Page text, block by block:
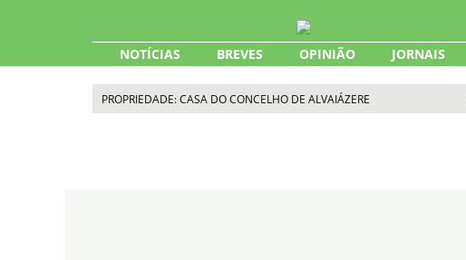
NOTÍCIAS BREVES OPINIÃO JORNAIS
PROPRIEDADE: CASA DO CONCELHO DE ALVAIÁZERE